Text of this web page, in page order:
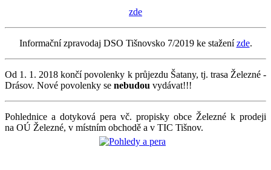
zde
Informační zpravodaj DSO Tišnovsko 7/2019 ke staženízde.
Od 1. 1. 2018 končí povolenky k průjezdu Šatany, tj. trasa Železné -
Drásov. Nové povolenky se nebudou vydávat!!!
Pohlednice a dotyková pera vč. propisky obce Železné k prodeji
na OÚ Železné, v místním obchodě a v TIC Tišnov.